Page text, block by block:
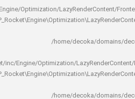
rocket/inc/Engine/Optimization/
/home/decoka/
rocket/inc/Engine/Optimization/
/home/decoka/